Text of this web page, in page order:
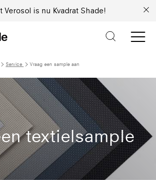
Verosol is nu Kvadrat Shade!
Service Vraag een sample aan
textielsample